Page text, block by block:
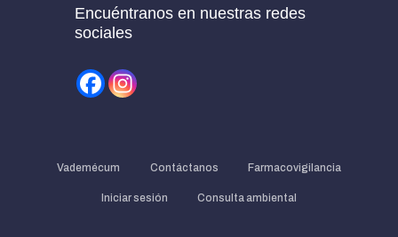
Encuéntranos en nuestras redes
sociales
Vademécum Contáctanos Farmacovigilancia
Iniciar sesión Consulta ambiental